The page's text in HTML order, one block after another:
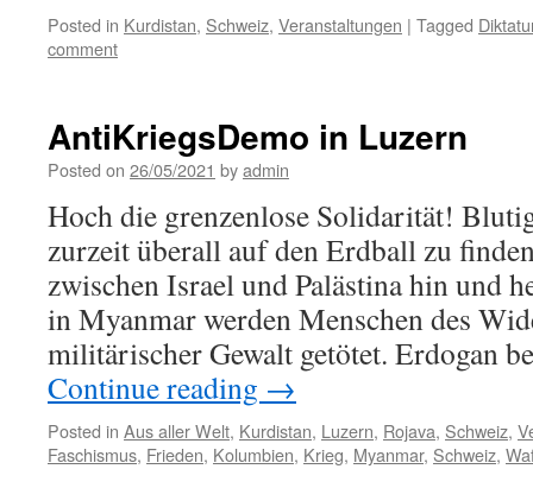
Posted in Kurdistan, Schweiz, Veranstaltungen | Tagged
comment
AntiKriegsDemo in Luzern
Posted on 26/05/2021 byadmin
Hoch die grenzenlose Solidarität!
zurzeit überall auf den Erdball zu
zwischen Israel und Palästina hin und
in Myanmar werden Menschen des
militärischer Gewalt getötet. Erdogan
Continue reading →
Posted in Aus aller Welt, Kurdistan, Luzern, Rojava, Schweiz,
Faschismus, Frieden, Kolumbien, Krieg, Myanmar, Schweiz,